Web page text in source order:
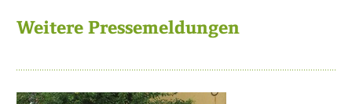
Weitere Pressemeldungen